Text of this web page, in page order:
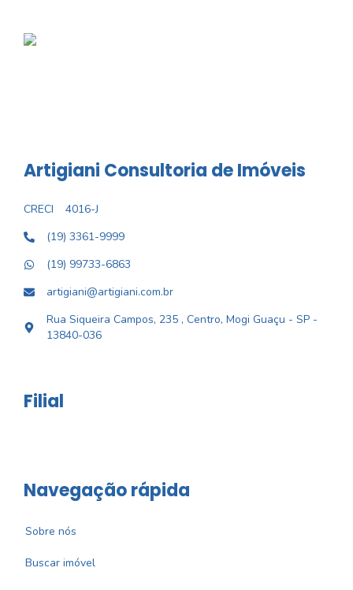
Artigiani Consultoria de Imóveis
CRECI
4016-J
(19) 3361-9999
(19) 99733-6863
artigiani@artigiani.com.br
Rua Siqueira Campos, 235 , Centro, Mogi Guaçu - SP -
13840-036
Filial
Navegação rápida
Sobre nós
Buscar imóvel